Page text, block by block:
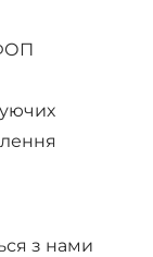
з нами